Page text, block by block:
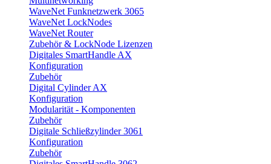
WaveNet Funknetzwerk 3065
WaveNet LockNodes
WaveNet Router
Zubehör & LockNode Lizenzen
Digitales SmartHandle AX
Konfiguration
Zubehör
Digital Cylinder AX
Konfiguration
Modularität - Komponenten
Zubehör
Digitale Schließzylinder 3061
Konfiguration
Zubehör